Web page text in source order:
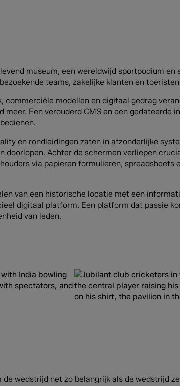
museum, een wereldwijd sportpodium
teams, zakelijke klanten en
modellen en digitaal gedrag
meer. Een verouderd CMS en een
en rondleidingen zaten in afzonderlijke
Achter de schermen verliepen
via papieren formulieren,
van een historische locatie met een
digitaal platform. Een platform dat passie
van leden.
wedstrijd net zo belangrijk als de wedstrijd